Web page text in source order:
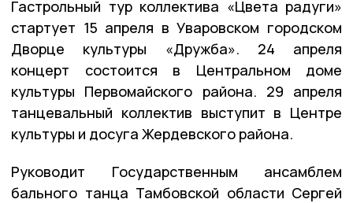
Гастрольный тур коллектива «Цвета радуги»
стартует 15 апреля в Уваровском городском
Дворце культуры «Дружба». 24 апреля
концерт состоится в Центральном доме
культуры Первомайского района. 29 апреля
танцевальный коллектив выступит в Центре
культуры и досуга Жердевского района.
Руководит Государственным ансамблем
бального танца Тамбовской области Сергей